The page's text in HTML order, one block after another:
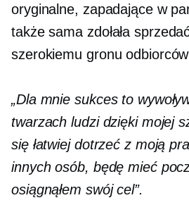
oryginalne, zapadające w
także sama zdołała
szerokiemu gronu
„Dla mnie sukces to
twarzach ludzi dzięki mojej
się łatwiej dotrzeć z moją
innych osób, będę mieć
osiągnąłem swój cel”.